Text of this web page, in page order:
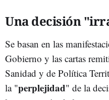
Una decisión
Se basan en las
Gobierno y las cartas
Sanidad y de Política
la "perplejidad" de la